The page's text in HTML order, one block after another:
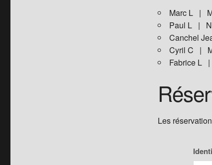
Marc L |
Paul L |
Canchel
Cyril C |
Fabrice L
Les